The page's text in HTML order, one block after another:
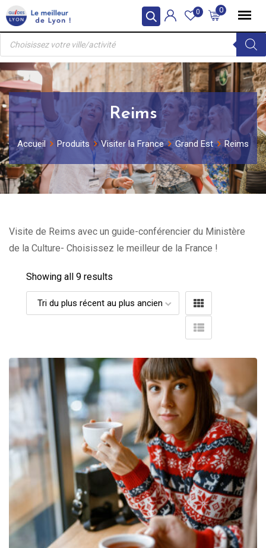
Skip
to
content
0
0
Recherche
produits
Reims
Accueil Produits Visiter la France Grand Est Reims
Visite de Reims avec un guide-conférencier du Ministère
de la Culture- Choisissez le meilleur de la France !
Showing all 9 results